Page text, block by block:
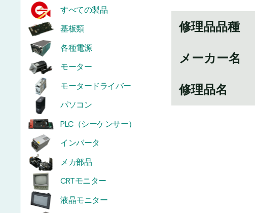
すべての製品
基板類
各種電源
モーター
モータードライバー
パソコン
PLC（シーケンサー）
インバータ
メカ部品
CRTモニター
液晶モニター
修理品品種
メーカー名
修理品名